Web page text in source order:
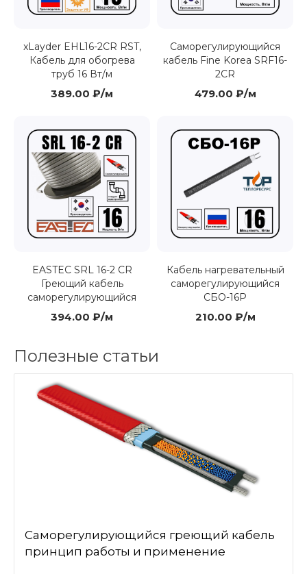
xLayder EHL16-2CR RST,
Кабель для обогрева
труб 16 Вт/м
389.00 ₽/м
Саморегулирующийся
кабель Fine Korea SRF16-
2CR
479.00 ₽/м
EASTEC SRL 16-2 CR
Греющий кабель
саморегулирующийся
394.00 ₽/м
Кабель нагревательный
саморегулирующийся
СБО-16P
210.00 ₽/м
Полезные статьи
Саморегулирующийся греющий кабель
принцип работы и применение